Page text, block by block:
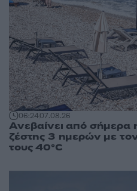
06:2407.08.26
Ανεβαίνει από σήμερα
ζέστης 3 ημερών με
τους 40°C